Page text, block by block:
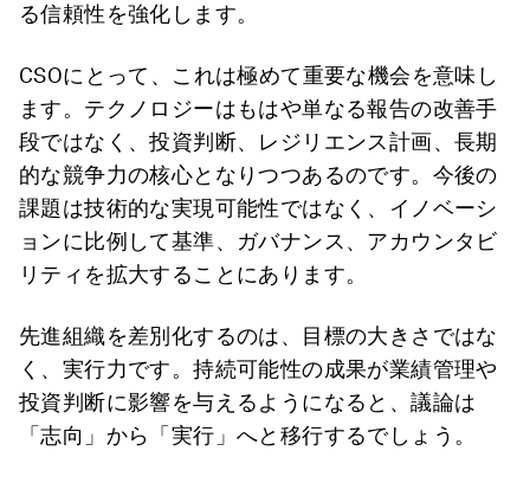
る信頼性を強化します。
CSOにとって、これは極めて重要な機会を意味し
ます。テクノロジーはもはや単なる報告の改善手
段ではなく、投資判断、レジリエンス計画、長期
的な競争力の核心となりつつあるのです。今後の
課題は技術的な実現可能性ではなく、イノベーシ
ョンに比例して基準、ガバナンス、アカウンタビ
リティを拡大することにあります。
先進組織を差別化するのは、目標の大きさではな
く、実行力です。持続可能性の成果が業績管理や
投資判断に影響を与えるようになると、議論は
「志向」から「実行」へと移行するでしょう。